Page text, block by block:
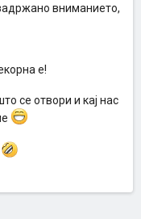
вниманието,
е!
се отвори и кај нас